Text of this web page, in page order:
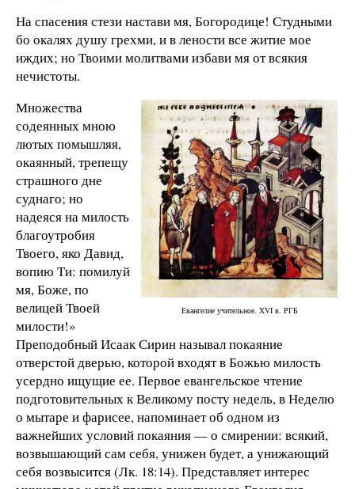
На спасения стези настави мя, Богородице! Студными
бо окалях душу грехми, и в лености все житие мое
иждих; но Твоими молитвами избави мя от всякия
нечистоты.
Евангелие учительное. XVI в. РГБ
Множества
содеянных мною
лютых помышляя,
окаянный, трепещу
страшного дне
суднаго; но
надеяся на милость
благоутробия
Твоего, яко Давид,
вопию Ти: помилуй
мя, Боже, по
велицей Твоей
милости!»
Преподобный Исаак Сирин называл покаяние
отверстой дверью, которой входят в Божью милость
усердно ищущие ее. Первое евангельское чтение
подготовительных к Великому посту недель, в Неделю
о мытаре и фарисее, напоминает об одном из
важнейших условий покаяния — о смирении: всякий,
возвышающий сам себя, унижен будет, а унижающий
себя возвысится (Лк. 18:14). Представляет интерес